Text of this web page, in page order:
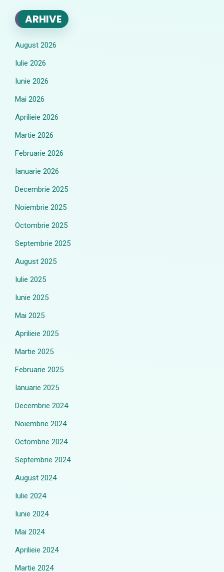
ARHIVE
August 2026
Iulie 2026
Iunie 2026
Mai 2026
Aprilieie 2026
Martie 2026
Februarie 2026
Ianuarie 2026
Decembrie 2025
Noiembrie 2025
Octombrie 2025
Septembrie 2025
August 2025
Iulie 2025
Iunie 2025
Mai 2025
Aprilieie 2025
Martie 2025
Februarie 2025
Ianuarie 2025
Decembrie 2024
Noiembrie 2024
Octombrie 2024
Septembrie 2024
August 2024
Iulie 2024
Iunie 2024
Mai 2024
Aprilieie 2024
Martie 2024